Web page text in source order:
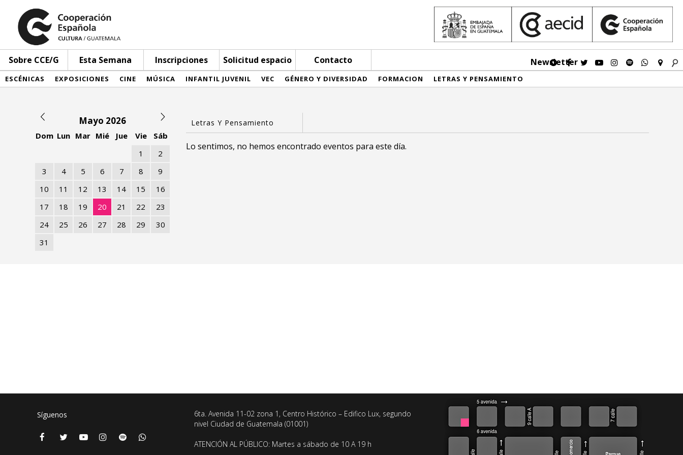
Sobre CCE/G Esta Semana Inscripciones Solicitud espacio Contacto Newsletter
ESCÉNICAS EXPOSICIONES CINE MÚSICA INFANTIL JUVENIL VEC GÉNERO Y DIVERSIDAD FORMACION LETRAS Y PENSAMIENTO
Mayo 2026
Dom Lun Mar Mié Jue Vie
Sáb
1
2
3
4 5 6 7 8
9
10
11 12 13 14 15
16
17
18 19 20 21 22
23
24
25 26 27 28 29
30
31
Lo sentimos, no hemos encontrado eventos para este día.
Síguenos
6ta. Avenida 11-02 zona 1, Centro Histórico – Edifico Lux, segundo
nivel Ciudad de Guatemala (01001)
ATENCIÓN AL PÚBLICO: Martes a sábado de 10 A 19 h